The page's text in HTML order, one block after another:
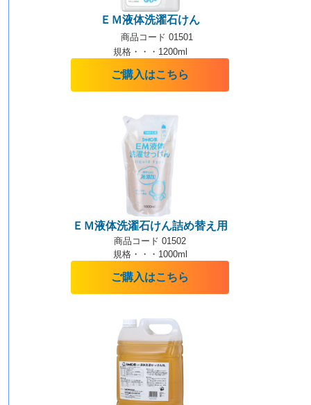
ＥＭ液体洗濯石けん
商品コード 01501
規格・・・1200ml
ご購入はこちら
ＥＭ液体洗濯石けん詰め替え用
商品コード 01502
規格・・・1000ml
ご購入はこちら